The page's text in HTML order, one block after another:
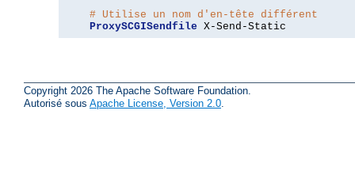
# Utilise un nom d'en-tête différent
ProxySCGISendfile X-Send-Static
Copyright 2026 The Apache Software Foundation.
Autorisé sous Apache License, Version 2.0.